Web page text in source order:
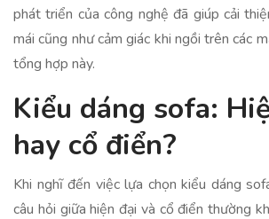
phát triển của công nghệ đã giúp cải
mái cũng như cảm giác khi ngồi trên các
tổng hợp này.
Kiểu dáng sofa:
hay cổ điển?
Khi nghĩ đến việc lựa chọn kiểu dáng
câu hỏi giữa hiện đại và cổ điển thường